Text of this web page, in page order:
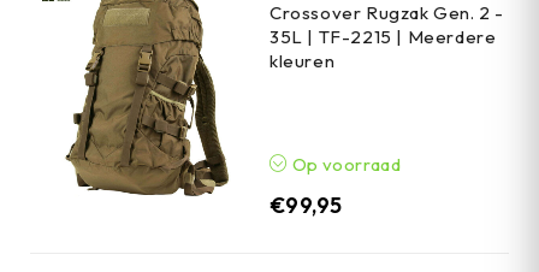
Crossover Rugzak Gen. 2 -
35L | TF-2215 | Meerdere
kleuren
Op voorraad
€99,95